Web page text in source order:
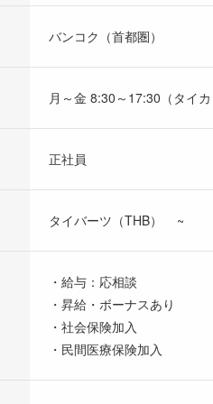
バンコク（首都圏）
月～金 8:30～17:30（タイカ
正社員
タイバーツ（THB） ~
・給与：応相談
・昇給・ボーナスあり
・社会保険加入
・民間医療保険加入